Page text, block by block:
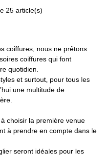
25 article(s)
coiffures, nous ne prêtons
coiffures qui font
quotidien.
et surtout, pour tous les
une multitude de
choisir la première venue
à prendre en compte dans le
seront idéales pour les